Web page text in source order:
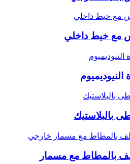
مع خيط داخلي
بالبلاستيك
بالمطاط مع مسمار